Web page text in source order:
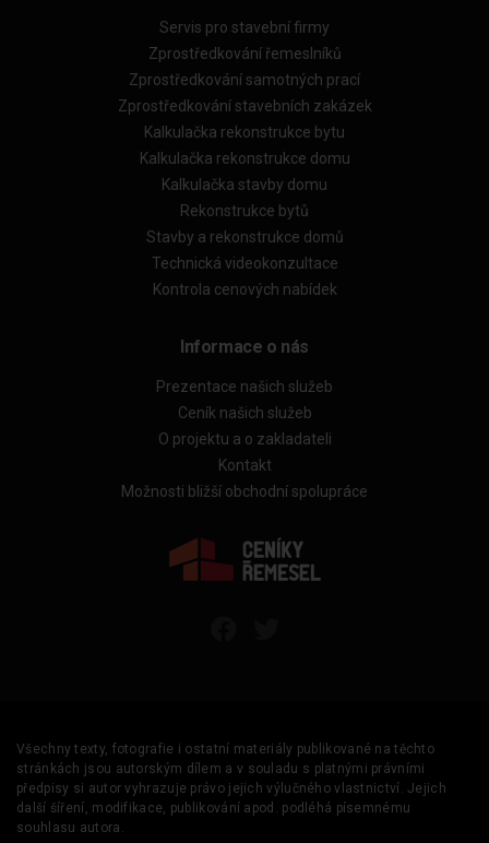
Servis pro stavební firmy
Zprostředkování řemeslníků
Zprostředkování samotných prací
Zprostředkování stavebních zakázek
Kalkulačka rekonstrukce bytu
Kalkulačka rekonstrukce domu
Kalkulačka stavby domu
Rekonstrukce bytů
Stavby a rekonstrukce domů
Technická videokonzultace
Kontrola cenových nabídek
Informace o nás
Prezentace našich služeb
Ceník našich služeb
O projektu a o zakladateli
Kontakt
Možnosti bližší obchodní spolupráce
Všechny texty, fotografie i ostatní materiály publikované na těchto
stránkách jsou autorským dílem a v souladu s platnými právními
předpisy si autor vyhrazuje právo jejich výlučného vlastnictví. Jejich
další šíření, modifikace, publikování apod. podléhá písemnému
souhlasu autora.